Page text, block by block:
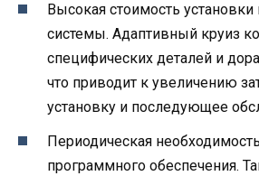
Высокая стоимость
системы. Адаптивный круиз
специфических деталей и
что приводит к увеличению
установку и последующее
Периодическая
программного обеспечения.